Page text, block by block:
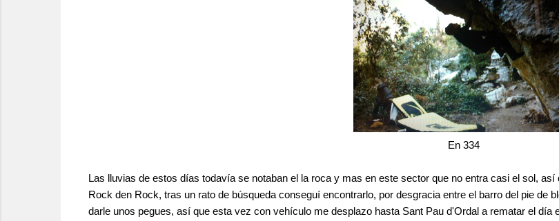
En 334
Las lluvias de estos días todavía se notaban el la roca y mas en este sector que no entra casi el sol,
Rock den Rock, tras un rato de búsqueda conseguí encontrarlo, por desgracia entre el barro del pie de
darle unos pegues, así que esta vez con vehículo me desplazo hasta Sant Pau d'Ordal a rematar el día